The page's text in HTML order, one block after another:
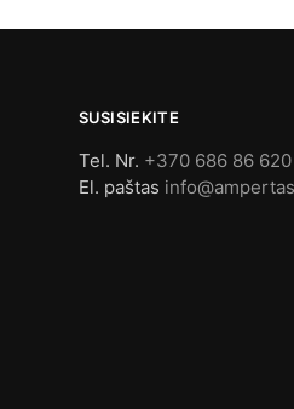
SUSISIEKITE
Tel. Nr. +370 686 86 620
El. paštas